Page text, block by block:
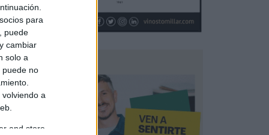
para
puede
cambiar
solo a
puede no
a
and store